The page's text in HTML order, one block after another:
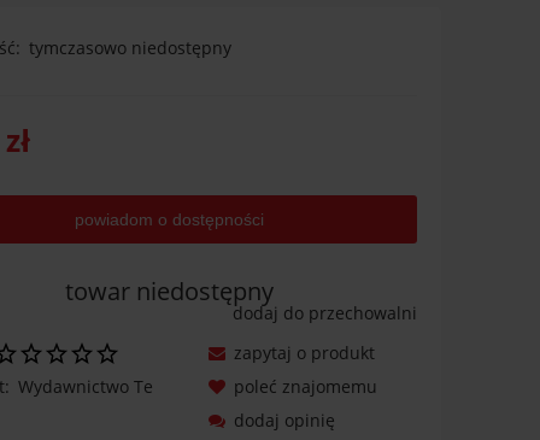
tymczasowo niedostępny
powiadom o dostępności
towar niedostępny
dodaj do przechowalni
Wydawnictwo Te
zapytaj o produkt
poleć znajomemu
dodaj opinię